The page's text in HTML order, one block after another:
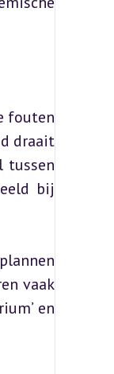
fouten
draait
tussen
bij
vaak
en